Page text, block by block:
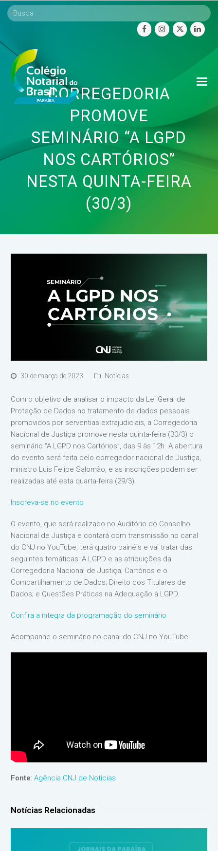
facebookinstagram
twitter
CORREGEDORIA
PROMOVE
SEMINÁRIO “A LGPD
NOS CARTÓRIOS”
NESTA QUINTA-FEIRA
(30/3)
30 de março de 2023 Notícias
Com o objetivo de analisar o impacto da Lei Geral de
Proteção de Dados no tratamento de dados pessoais
promovidos por serventias extrajudiciais, a Corregedoria
Nacional de Justiça promove nesta quinta-feira (30/3) o
seminário “A LGPD nos Cartórios”, das 9 às 12h. A abertura
do evento será feita pelo corregedor nacional de Justiça,
ministro Luis Felipe Salomão, e as inscrições podem ser
realizadas até esta quarta-feira (29/3).
Inscreva-se no evento
O evento, que será realizado no Auditório do Conselho
Nacional de Justiça e contará com transmissão no canal
do CNJ no YouTube, terá quatro painéis e vai tratar das
seguintes temáticas: A LGPD e as atribuições da
Corregedoria Nacional de Justiça; Cartórios e o
Compartilhamento de Dados; Direito dos Titulares de
Dados; e Questões Práticas na Adequação à LGPD.
Confira a íntegra da programação do seminário
Acompanhe o seminário no canal do CNJ no YouTube
Fonte:Agência CNJ de Notícias
Notícias Relacionadas